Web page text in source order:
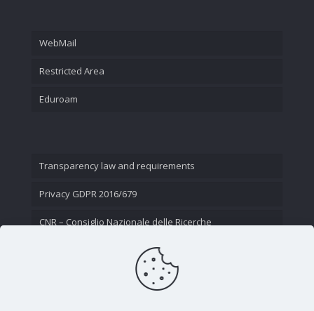
WebMail
Restricted Area
Eduroam
Transparency law and requirements
Privacy GDPR 2016/679
CNR – Consiglio Nazionale delle Ricerche